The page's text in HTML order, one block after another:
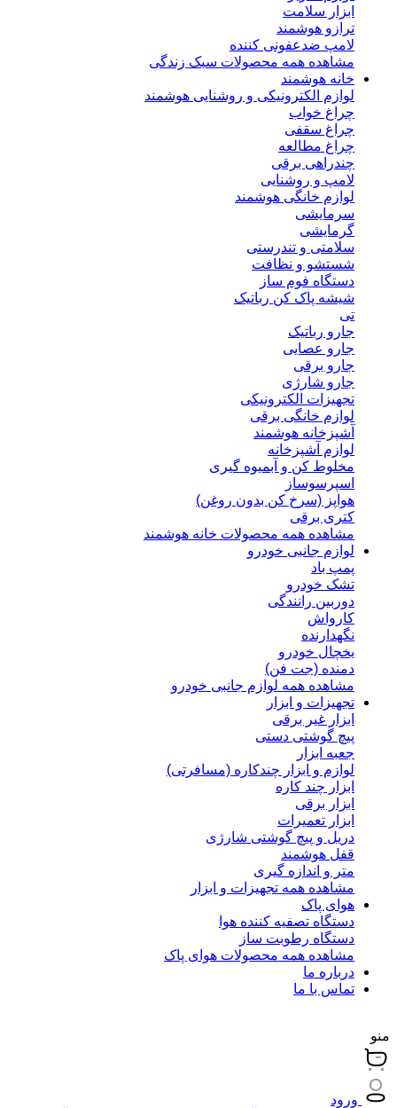
ابزار سلامت
ترازو هوشمند
لامپ ضدعفونی کننده
مشاهده همه محصولات سبک زندگی
خانه هوشمند
لوازم الکترونیکی و روشنایی هوشمند
چراغ خواب
چراغ سقفی
چراغ مطالعه
چندراهی برقی
لامپ و روشنایی
لوازم خانگی هوشمند
سرمایشی
گرمایشی
سلامتی و تندرستی
شستشو و نظافت
دستگاه فوم ساز
شیشه پاک کن رباتیک
تی
جارو رباتیک
جارو عصایی
جارو برقی
جارو شارژی
تجهیزات الکترونیکی
لوازم خانگی برقی
آشپزخانه هوشمند
لوازم آشپزخانه
مخلوط کن و آبمیوه گیری
اسپرسوساز
هواپز (سرخ کن بدون روغن)
کتری برقی
مشاهده همه محصولات خانه هوشمند
لوازم جانبی خودرو
پمپ باد
تشک خودرو
دوربین رانندگی
کارواش
نگهدارنده
یخچال خودرو
دمنده (جت فن)
مشاهده همه لوازم جانبی خودرو
تجهیزات و ابزار
ابزار غیر برقی
پیچ گوشتی دستی
جعبه ابزار
لوازم و ابزار چندکاره (مسافرتی)
ابزار چند کاره
ابزار برقی
ابزار تعمیرات
دریل و پیچ گوشتی شارژی
قفل هوشمند
متر و اندازه گیری
مشاهده همه تجهیزات و ابزار
هوای پاک
دستگاه تصفیه کننده هوا
دستگاه رطوبت ساز
مشاهده همه محصولات هوای پاک
درباره ما
تماس با ما
منو
ورود